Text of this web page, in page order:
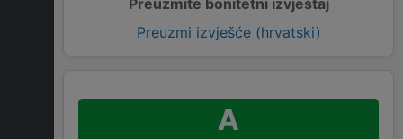
Preuzmite bonitetni izvještaj
Preuzmi izvješće (hrvatski)
A